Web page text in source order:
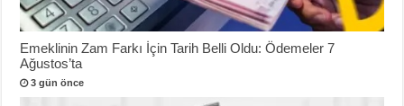
Emeklinin Zam Farkı İçin Tarih Belli Oldu: Ödemeler 7
Ağustos’ta
3 gün önce